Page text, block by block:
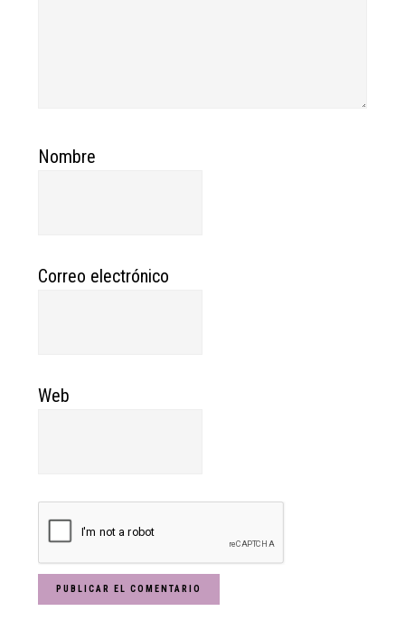
Nombre
Correo electrónico
Web